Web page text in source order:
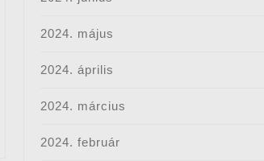
2024. május
2024. április
2024. március
2024. február